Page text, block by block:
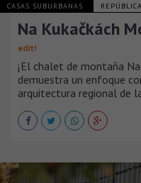
CASAS SUBURBANAS
Na Kukačkách
edit!
¡El chalet de montaña
demuestra un enfoque
arquitectura regional de